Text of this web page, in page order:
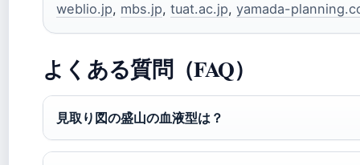
weblio.jp, mbs.jp, tuat.ac.jp, yamada-
よくある質問（FAQ）
見取り図の盛山の血液型は？